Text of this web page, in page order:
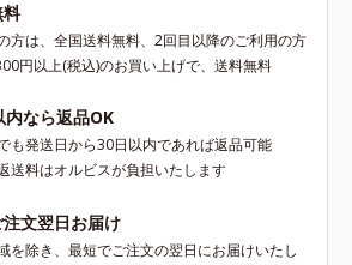
ラニン
カスを防
オルビス
と*4 う
リ・ツヤ
湿成分*8
ハリと透
成分*9
料
方は、全国送料無料、2回目以降のご利用の方
円以上(税込)のお買い上げで、送料無料
内なら返品OK
も発送日から30日以内であれば返品可能
送料はオルビスが負担いたします
文翌日お届け
を除き、最短でご注文の翌日にお届けいたし